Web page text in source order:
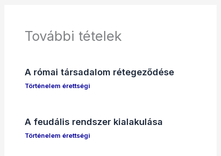
További tételek
A római társadalom rétegeződése
Történelem érettségi
A feudális rendszer kialakulása
Történelem érettségi